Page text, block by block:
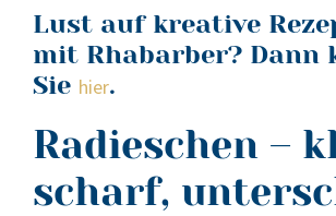
Lust auf kreative
mit Rhabarber? Dann
Sie hier.
Radieschen –
scharf,